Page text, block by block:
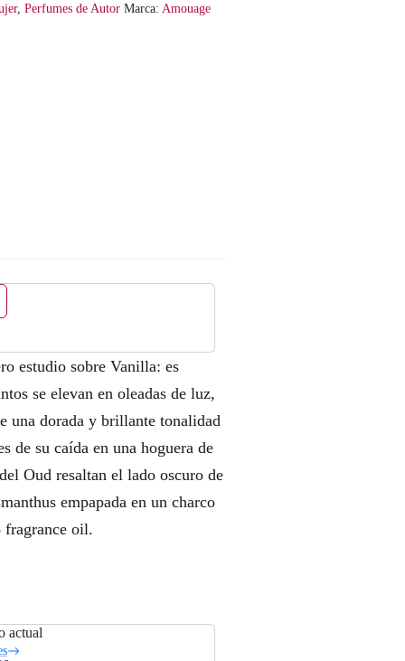
, Perfumes de Autor Marca: Amouage
estudio sobre Vanilla: es
se elevan en oleadas de luz,
una dorada y brillante tonalidad
de su caída en una hoguera de
Oud resaltan el lado oscuro de
empapada en un charco
fragrance oil.
actual